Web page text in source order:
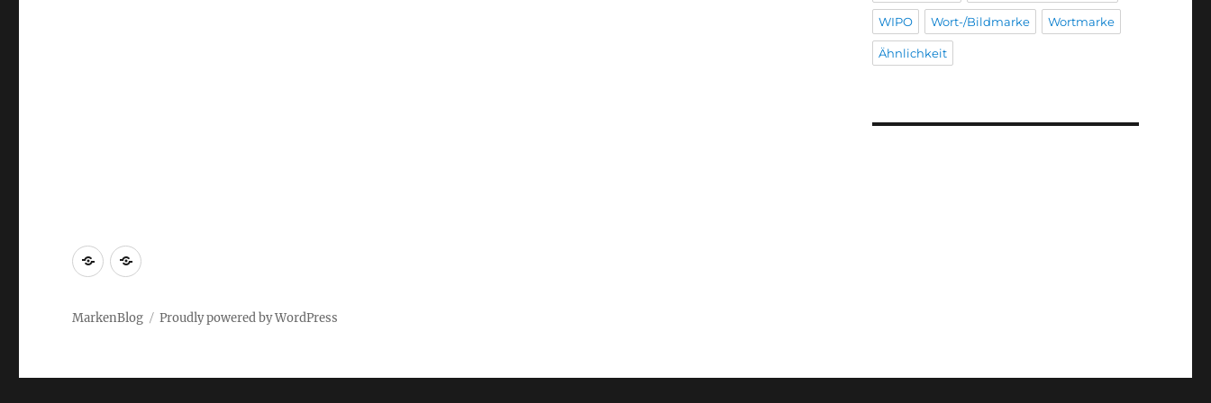
WIPO Wort-/Bildmarke Wortmarke
Ähnlichkeit
Markenrecherche
Gastbeiträge
MarkenBlog Proudly powered by WordPress